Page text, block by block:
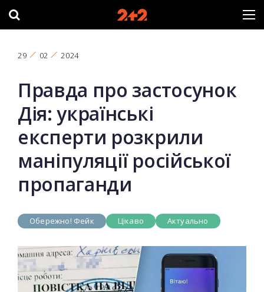
29 02 2024
Правда про застосунок
Дія: українські
експерти розкрили
маніпуляції російської
пропаганди
Обережно! Фейк Цікаво Актуально